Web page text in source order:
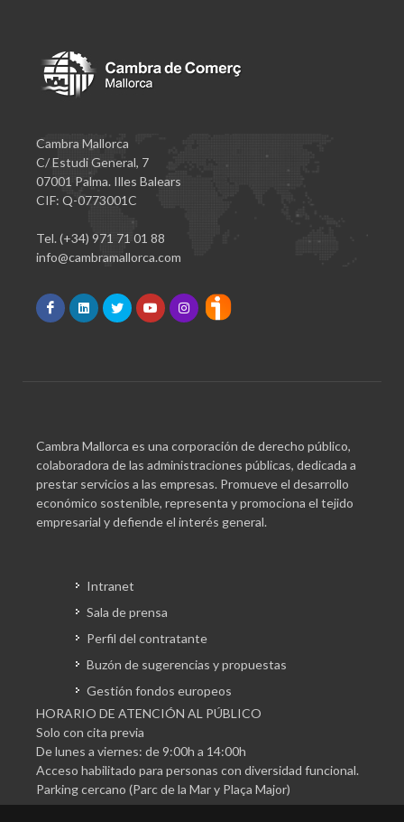
Cambra Mallorca
C/ Estudi General, 7
07001 Palma. Illes Balears
CIF: Q-0773001C
Tel. (+34) 971 71 01 88
info@cambramallorca.com
Cambra Mallorca es una corporación de derecho público,
colaboradora de las administraciones públicas, dedicada a
prestar servicios a las empresas. Promueve el desarrollo
económico sostenible, representa y promociona el tejido
empresarial y defiende el interés general.
Intranet
Sala de prensa
Perfil del contratante
Buzón de sugerencias y propuestas
Gestión fondos europeos
HORARIO DE ATENCIÓN AL PÚBLICO
Solo con cita previa
De lunes a viernes: de 9:00h a 14:00h
Acceso habilitado para personas con diversidad funcional.
Parking cercano (Parc de la Mar y Plaça Major)